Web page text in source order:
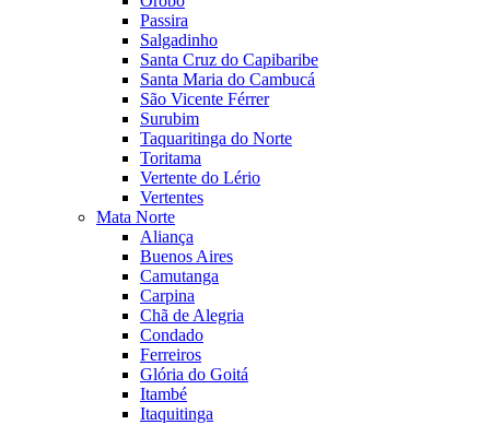
Passira
Salgadinho
Santa Cruz do Capibaribe
Santa Maria do Cambucá
São Vicente Férrer
Surubim
Taquaritinga do Norte
Toritama
Vertente do Lério
Vertentes
Mata Norte
Aliança
Buenos Aires
Camutanga
Carpina
Chã de Alegria
Condado
Ferreiros
Glória do Goitá
Itambé
Itaquitinga